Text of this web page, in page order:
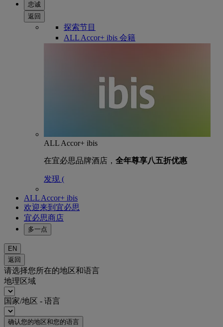
忠诚
返回
探索节目
ALL Accor+ ibis 会籍
ALL Accor+ ibis
在宜必思品牌酒店， 全年尊享八五折优惠
发现 (
ALL Accor+ ibis
欢迎来到宜必思
宜必思商店
多一点
EN
返回
请选择您所在的地区和语言
地理区域
国家/地区 - 语言
确认您的地区和您的语言